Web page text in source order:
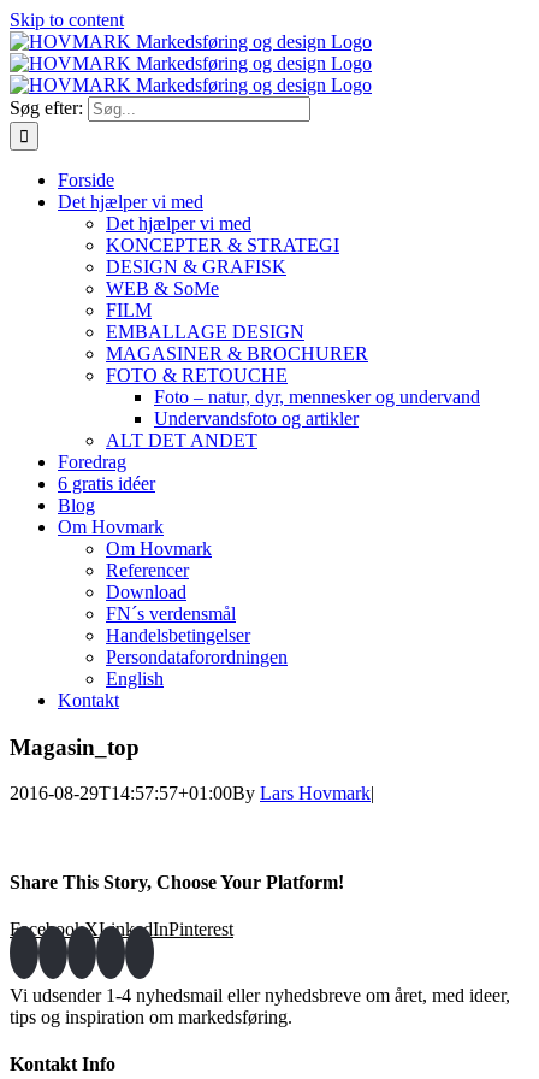
Skip to content
Søg efter:
Forside
Det hjælper vi med
Det hjælper vi med
KONCEPTER & STRATEGI
DESIGN & GRAFISK
WEB & SoMe
FILM
EMBALLAGE DESIGN
MAGASINER & BROCHURER
FOTO & RETOUCHE
Foto – natur, dyr, mennesker og undervand
Undervandsfoto og artikler
ALT DET ANDET
Foredrag
6 gratis idéer
Blog
Om Hovmark
Om Hovmark
Referencer
Download
FN´s verdensmål
Handelsbetingelser
Persondataforordningen
English
Kontakt
Magasin_top
2016-08-29T14:57:57+01:00By Lars Hovmark|
Share This Story, Choose Your Platform!
FacebookXLinkedInPinterest
Vi udsender 1-4 nyhedsmail eller nyhedsbreve om året, med ideer,
tips og inspiration om markedsføring.
Kontakt Info